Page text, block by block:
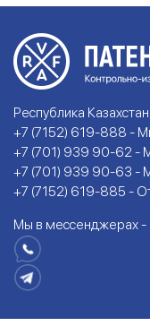
Республика
+7 (7152) 619-888 -
+7 (701) 939 90-62 -
+7 (701) 939 90-63 -
+7 (7152) 619-885 -
Мы в мессенджерах -